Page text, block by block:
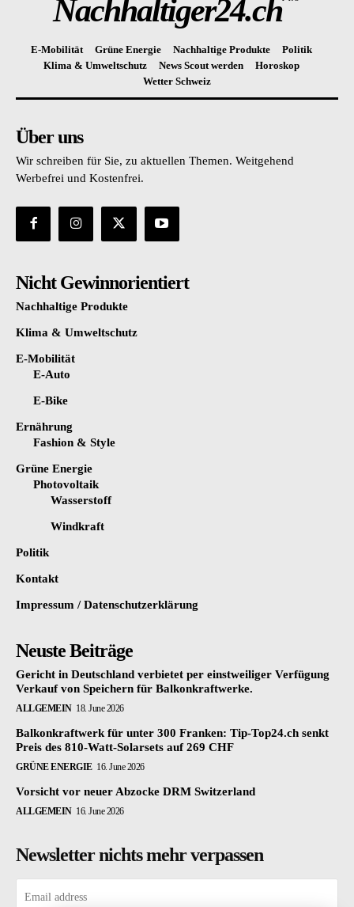
Nachhaltiger24.ch
E-Mobilität Grüne Energie Nachhaltige Produkte
Politik
Klima & Umweltschutz
News Scout werden
Horoskop
Wetter Schweiz
Über uns
Wir schreiben für Sie, zu aktuellen Themen. Weitgehend
Werbefrei und Kostenfrei.
Nicht Gewinnorientiert
Nachhaltige Produkte
Klima & Umweltschutz
E-Mobilität
E-Auto
E-Bike
Ernährung
Fashion & Style
Grüne Energie
Photovoltaik
Wasserstoff
Windkraft
Politik
Kontakt
Impressum / Datenschutzerklärung
Neuste Beiträge
Gericht in Deutschland verbietet per einstweiliger Verfügung
Verkauf von Speichern für Balkonkraftwerke.
ALLGEMEIN 18. June 2026
Balkonkraftwerk für unter 300 Franken: Tip-Top24.ch senkt
Preis des 810-Watt-Solarsets auf 269 CHF
GRÜNE ENERGIE 16. June 2026
Vorsicht vor neuer Abzocke DRM Switzerland
ALLGEMEIN 16. June 2026
Newsletter nichts mehr verpassen